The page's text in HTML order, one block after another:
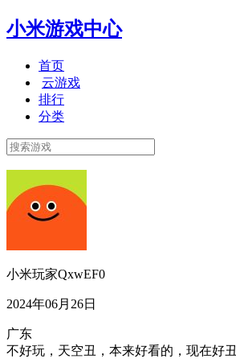
小米游戏中心
首页
云游戏
排行
分类
小米玩家QxwEF0
2024年06月26日
广东
不好玩，天空丑，本来好看的，现在好丑